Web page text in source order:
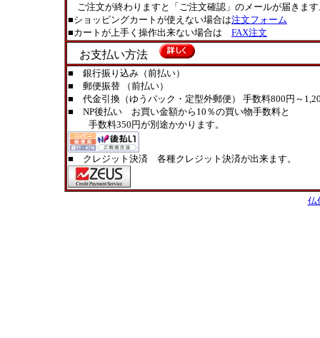
ご注文が終わりますと「ご注文確認」のメールが届きま
■ショッピングカートが使えない場合は注文フォーム
■カートが上手く操作出来ない場合は FAX注文
お支払い方法
■ 銀行振り込み（前払い）
■ 郵便振替 （前払い）
■ 代金引換（ゆうパック・定型外郵便） 手数料800円～
■ NP後払い お買い金額から10％の買い物手数料と
手数料350円が別途かかります。
■ クレジット決済 各種クレジット決済が出来ます。
仏